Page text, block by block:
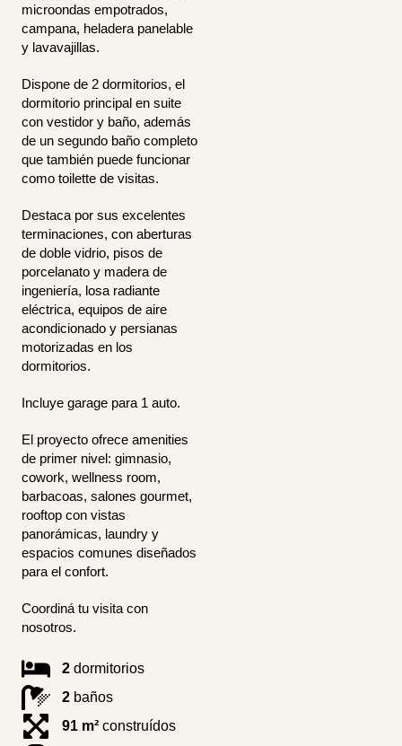
microondas empotrados,
campana, heladera panelable
y lavavajillas.
Dispone de 2 dormitorios, el
dormitorio principal en suite
con vestidor y baño, además
de un segundo baño completo
que también puede funcionar
como toilette de visitas.
Destaca por sus excelentes
terminaciones, con aberturas
de doble vidrio, pisos de
porcelanato y madera de
ingeniería, losa radiante
eléctrica, equipos de aire
acondicionado y persianas
motorizadas en los
dormitorios.
Incluye garage para 1 auto.
El proyecto ofrece amenities
de primer nivel: gimnasio,
cowork, wellness room,
barbacoas, salones gourmet,
rooftop con vistas
panorámicas, laundry y
espacios comunes diseñados
para el confort.
Coordiná tu visita con
nosotros.
2 dormitorios
2 baños
91 m² construídos